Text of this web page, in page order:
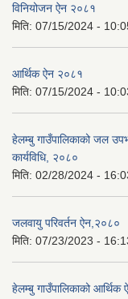
विनियोजन ऐन २०८१
मिति: 07/15/2024 -
आर्थिक ऐन २०८१
मिति: 07/15/2024 -
हेलम्बु गाउँपालिकाको जल
कार्यविधि, २०८०
मिति: 02/28/2024 -
जलवायु परिवर्तन ऐन,२०८०
मिति: 07/23/2023 -
हेलम्बु गाउँपालिकाको